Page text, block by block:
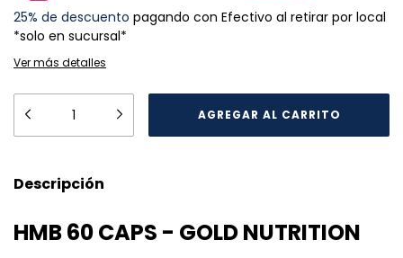
25% de descuento pagando con Efectivo al retirar por local
*solo en sucursal*
Ver más detalles
Descripción
HMB 60 CAPS - GOLD NUTRITION